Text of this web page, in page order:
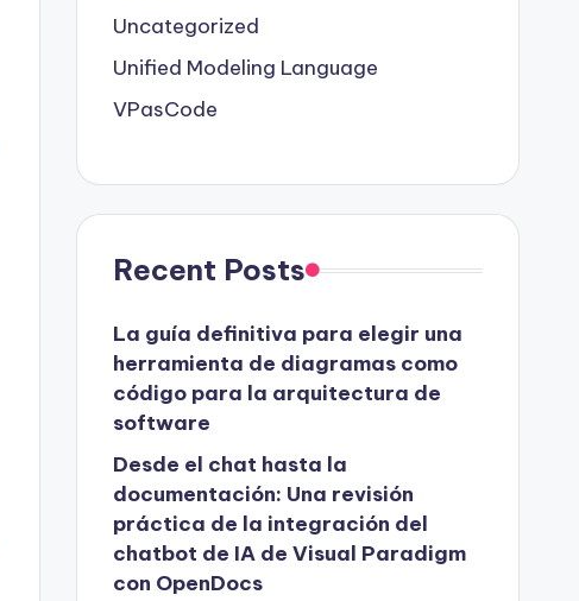
Uncategorized
Unified Modeling Language
VPasCode
Recent Posts
La guía definitiva para elegir una
herramienta de diagramas como
código para la arquitectura de
software
Desde el chat hasta la
documentación: Una revisión
práctica de la integración del
chatbot de IA de Visual Paradigm
con OpenDocs